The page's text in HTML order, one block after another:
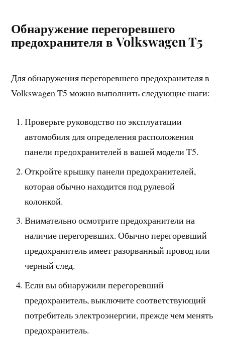
Обнаружение перегоревшего
предохранителя в Volkswagen T5
Для обнаружения перегоревшего предохранителя в
Volkswagen T5 можно выполнить следующие шаги:
Проверьте руководство по эксплуатации
автомобиля для определения расположения
панели предохранителей в вашей модели T5.
Откройте крышку панели предохранителей,
которая обычно находится под рулевой
колонкой.
Внимательно осмотрите предохранители на
наличие перегоревших. Обычно перегоревший
предохранитель имеет разорванный провод или
черный след.
Если вы обнаружили перегоревший
предохранитель, выключите соответствующий
потребитель электроэнергии, прежде чем менять
предохранитель.